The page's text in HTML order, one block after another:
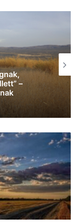
is
csapta